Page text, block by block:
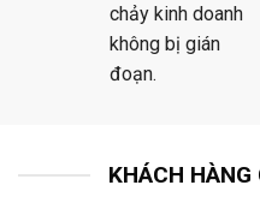
chảy kinh doanh
không bị gián
đoạn.
KHÁCH